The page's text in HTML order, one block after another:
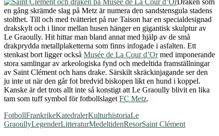
Draken som
en gång skrämde slag på Metz är numera den sandstensgula stadens
stolthet. Till och med tvätteriet på rue Taison har en specialdesignad
drakskylt och i linor mellan husen hänger en gigantisk skulptur av
Le Graoully. Hit hittar man bland annat med hjälp av de små
drakprydda metallplaketterna som finns infogade i asfalten. Ett
stenkast bort ligger också Musée de La Cour d’Ormed imponerande
stora samlingar av arkeologiska fynd och medeltida framställningar
av Saint Clément och hans drake. Särskilt skräckinjagande ser den
ju inte ut när den går fot bredvid biskopen likt en hund i koppel.
Kanske är det trots allt inte så konstigt att Le Graoully blivit en lika
tam som tuff symbol för fotbollslagetFC Metz.
FotbollFrankrikeKatedralerKulturhistoriaLe
GraoullyLegenderLitteraturMedeltidenResorSaint Clément